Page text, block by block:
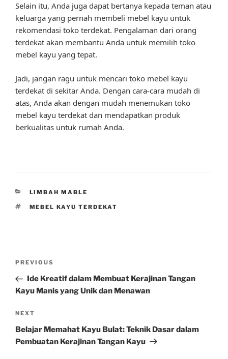
Selain itu, Anda juga dapat bertanya kepada teman atau
keluarga yang pernah membeli mebel kayu untuk
rekomendasi toko terdekat. Pengalaman dari orang
terdekat akan membantu Anda untuk memilih toko
mebel kayu yang tepat.
Jadi, jangan ragu untuk mencari toko mebel kayu
terdekat di sekitar Anda. Dengan cara-cara mudah di
atas, Anda akan dengan mudah menemukan toko
mebel kayu terdekat dan mendapatkan produk
berkualitas untuk rumah Anda.
CATEGORIES
LIMBAH MABLE
TAGS
MEBEL KAYU TERDEKAT
Previous
Post
PREVIOUS
Ide Kreatif dalam Membuat Kerajinan Tangan
Kayu Manis yang Unik dan Menawan
Next
Post
NEXT
Belajar Memahat Kayu Bulat: Teknik Dasar dalam
Pembuatan Kerajinan Tangan Kayu